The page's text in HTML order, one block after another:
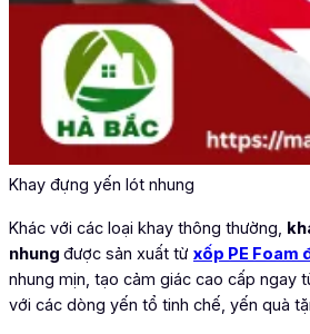
Khay đựng yến lót nhung
Khác với các loại khay thông thường,
nhung được sản xuất từ xốp PE Foam
nhung mịn, tạo cảm giác cao cấp ngay
với các dòng yến tổ tinh chế, yến quà